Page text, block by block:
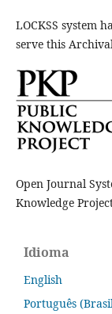
LOCKSS system
serve this
Open Journal
Knowledge
Idioma
English
Português